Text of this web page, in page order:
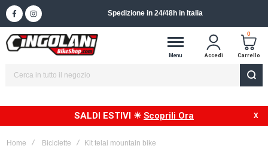
Spedizione in 24/48h in Italia
Menu Accedi
0
Carrello
SALDI ESTIVI ☀ Scoprili Ora
Home Biciclette Kit telai mountain bike